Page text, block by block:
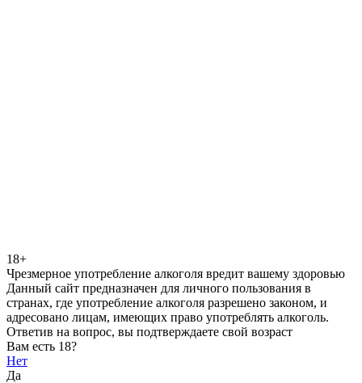
18+
Чрезмерное употребление алкоголя вредит вашему здоровью
Данный сайт предназначен для личного пользования в
странах, где употребление алкоголя разрешено законом, и
адресовано лицам, имеющих право употреблять алкоголь.
Ответив на вопрос, вы подтверждаете свой возраст
Вам есть 18?
Нет
Да